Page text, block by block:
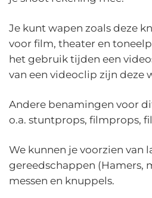
Je kunt wapen zoals deze
voor film, theater en
het gebruik tijden een
van een videoclip zijn deze
Andere benamingen voor
o.a. stuntprops, filmprops,
We kunnen je voorzien van
gereedschappen (Hamers,
messen en knuppels.